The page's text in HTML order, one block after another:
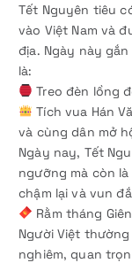
Tết Nguyên tiêu
vào Việt Nam và
địa. Ngày này
là:
Treo đèn lồng
Tích vua Hán
và cùng dân mở
Ngày nay, Tết
ngưỡng mà còn
chậm lại và vun
Rằm tháng
Người Việt
nghiêm, quan